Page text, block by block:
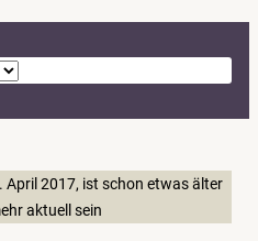
April 2017, ist schon etwas älter
aktuell sein